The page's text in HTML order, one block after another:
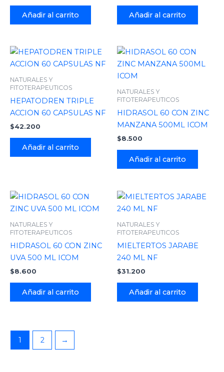
Añadir al carrito Añadir al carrito
NATURALES Y
FITOTERAPEUTICOS
HEPATODREN TRIPLE
ACCION 60 CAPSULAS NF
$42.200
Añadir al carrito
NATURALES Y
FITOTERAPEUTICOS
HIDRASOL 60 CON ZINC
MANZANA 500ML ICOM
$8.500
Añadir al carrito
NATURALES Y
FITOTERAPEUTICOS
HIDRASOL 60 CON ZINC
UVA 500 ML ICOM
$8.600
Añadir al carrito
NATURALES Y
FITOTERAPEUTICOS
MIELTERTOS JARABE
240 ML NF
$31.200
Añadir al carrito
1 2 →